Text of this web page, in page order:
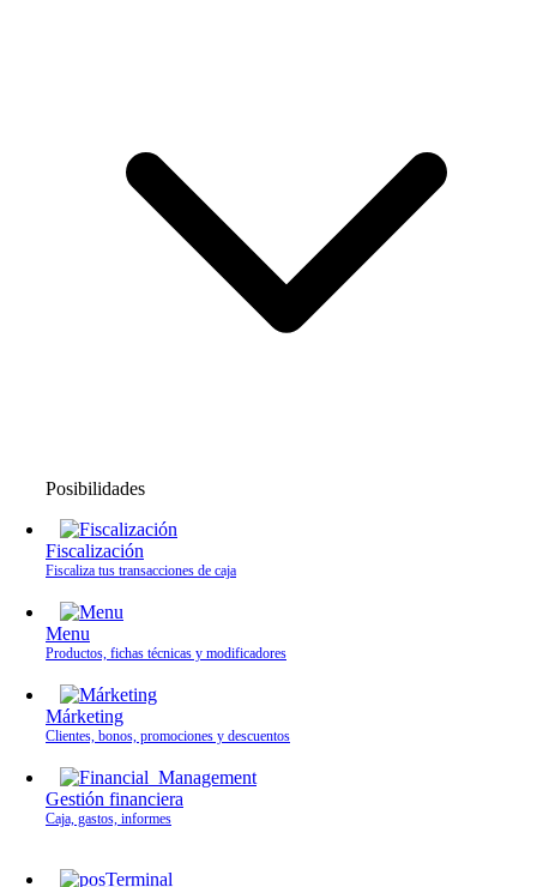
Posibilidades
Fiscalización
Fiscaliza tus transacciones de caja
Menu
Productos, fichas técnicas y modificadores
Márketing
Clientes, bonos, promociones y descuentos
Gestión financiera
Caja, gastos, informes